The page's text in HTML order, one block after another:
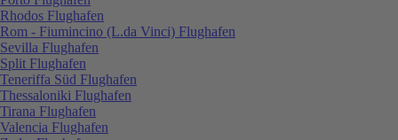
Rhodos Flughafen
Rom - Fiumincino (L.da Vinci) Flughafen
Sevilla Flughafen
Split Flughafen
Teneriffa Süd Flughafen
Thessaloniki Flughafen
Tirana Flughafen
Valencia Flughafen